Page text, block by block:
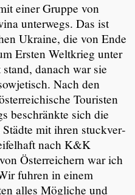
einer Gruppe von
unterwegs. Das ist
Ukraine, die von Ende
Ersten Weltkrieg unter
danach war sie
Nach den
Touristen
beschränkte sich die
mit ihren stuck­ver­
nach K&K
Öster­rei­chern war ich
fuhren in einem
alles Mögliche und